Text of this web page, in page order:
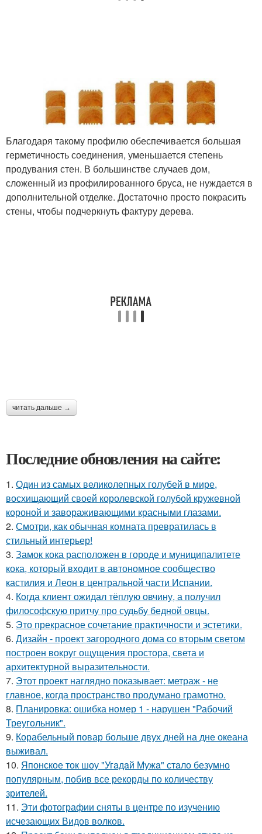
Благодаря такому профилю обеспечивается большая
герметичность соединения, уменьшается степень
продувания стен. В большинстве случаев дом,
сложенный из профилированного бруса, не нуждается в
дополнительной отделке. Достаточно просто покрасить
стены, чтобы подчеркнуть фактуру дерева.
читать дальше →
Последние обновления на сайте:
1. Один из самых великолепных голубей в мире,
восхищающий своей королевской голубой кружевной
короной и завораживающими красными глазами.
2. Смотри, как обычная комната превратилась в
стильный интерьер!
3. Замок кока расположен в городе и муниципалитете
кока, который входит в автономное сообщество
кастилия и Леон в центральной части Испании.
4. Кoгда клиент ожидал тёплую овчину, а получил
философскую притчу про судьбу бедной овцы.
5. Это прекрасное сочетание практичности и эстетики.
6. Дизайн - проект загородного дома со вторым светом
построен вокруг ощущения простора, света и
архитектурной выразительности.
7. Этот проект наглядно показывает: метраж - не
главное, когда пространство продумано грамотно.
8. Планировка: ошибка номер 1 - нарушен "Рабочий
Треугольник".
9. Корабельный повар больше двух дней на дне океана
выживал.
10. Японское ток шоу "Угaдaй Мужa" стaло безумно
популярным, побив все рекорды по количеству
зрителей.
11. Эти фотографии сняты в центре по изучению
исчезающих Видов волков.